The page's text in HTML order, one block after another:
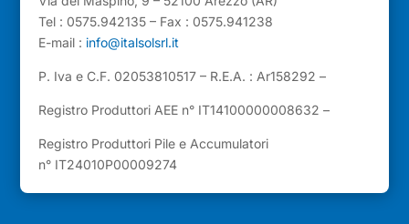
Tel : 0575.942135 – Fax : 0575.941238
E-mail : info@italsolsrl.it
P. Iva e C.F. 02053810517 – R.E.A. : Ar158292 –
Registro Produttori AEE n° IT14100000008632 –
Registro Produttori Pile e Accumulatori
n° IT24010P00009274